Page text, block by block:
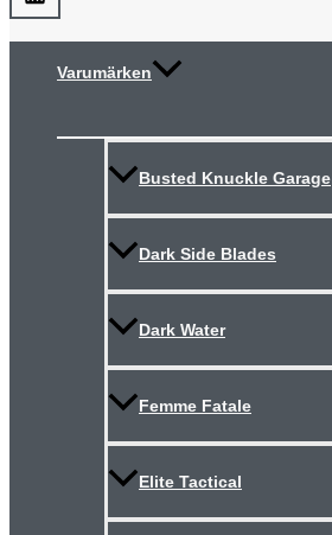
Varumärken
Busted Knuckle Garage
Dark Side Blades
Dark Water
Femme Fatale
Elite Tactical